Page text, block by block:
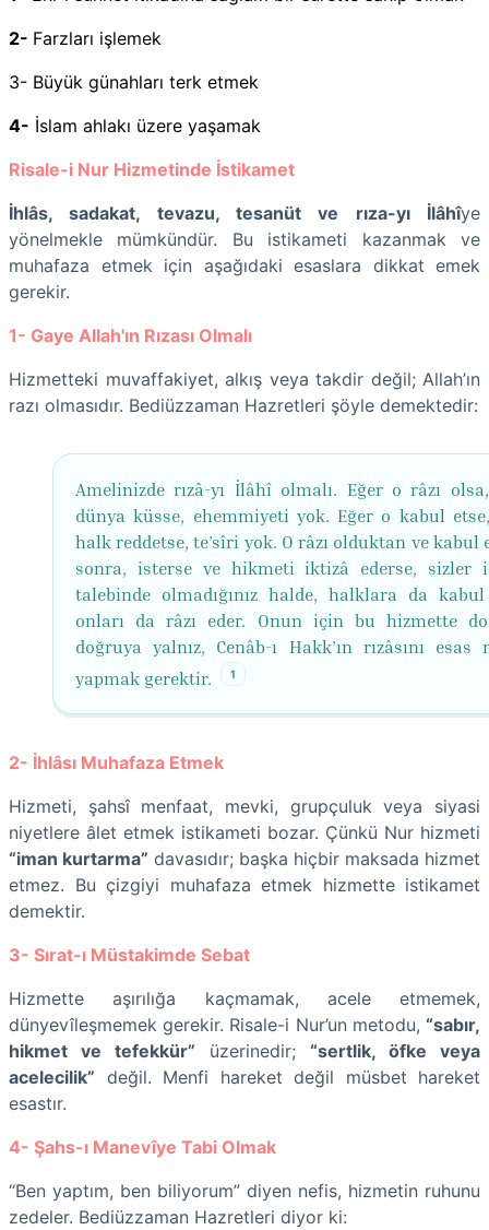
2- Farzları işlemek
3- Büyük günahları terk etmek
4- İslam ahlakı üzere yaşamak
Risale-i Nur Hizmetinde İstikamet
İhlâs, sadakat, tevazu, tesanüt ve rıza-yı İlâhîye
yönelmekle mümkündür. Bu istikameti kazanmak ve
muhafaza etmek için aşağıdaki esaslara dikkat emek
gerekir.
1- Gaye Allah'ın Rızası Olmalı
Hizmetteki muvaffakiyet, alkış veya takdir değil; Allah’ın
razı olmasıdır. Bediüzzaman Hazretleri şöyle demektedir:
Amelinizde rızâ-yı İlâhî olmalı. Eğer o râzı
dünya küsse, ehemmiyeti yok. Eğer o kabul
halk reddetse, te’sîri yok. O râzı olduktan ve kabul
sonra, isterse ve hikmeti iktizâ ederse, sizler
talebinde olmadığınız halde, halklara da
onları da râzı eder. Onun için bu hizmette
doğruya yalnız, Cenâb-ı Hakk’ın rızâsını esas
yapmak gerektir.
1
2- İhlâsı Muhafaza Etmek
Hizmeti, şahsî menfaat, mevki, grupçuluk veya siyasi
niyetlere âlet etmek istikameti bozar. Çünkü Nur hizmeti
“iman kurtarma” davasıdır; başka hiçbir maksada hizmet
etmez. Bu çizgiyi muhafaza etmek hizmette istikamet
demektir.
3- Sırat-ı Müstakimde Sebat
Hizmette aşırılığa kaçmamak, acele etmemek,
dünyevîleşmemek gerekir. Risale-i Nur’un metodu, “sabır,
hikmet ve tefekkür” üzerinedir; “sertlik, öfke veya
acelecilik” değil. Menfi hareket değil müsbet hareket
esastır.
4- Şahs-ı Manevîye Tabi Olmak
“Ben yaptım, ben biliyorum” diyen nefis, hizmetin ruhunu
zedeler. Bediüzzaman Hazretleri diyor ki: